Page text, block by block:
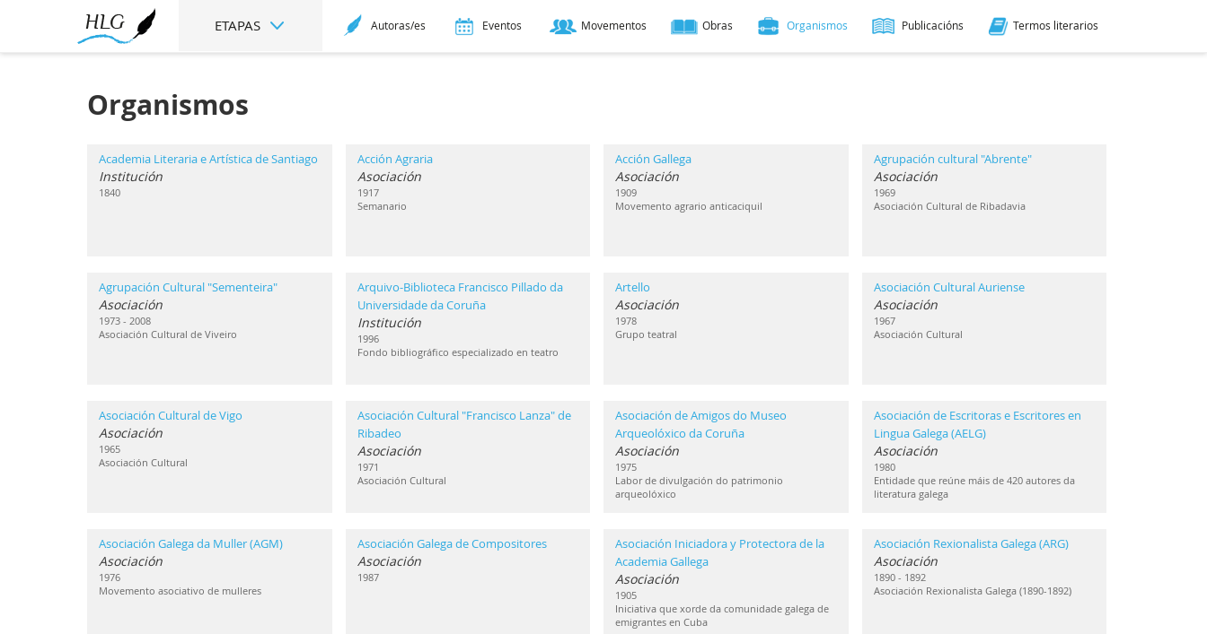
ETAPAS Autoras/es Eventos Movementos Obras Organismos Publicacións Termos literarios
Organismos
Academia Literaria e Artística de Santiago
Institución
1840
Acción Agraria
Asociación
1917
Semanario
Acción Gallega
Asociación
1909
Movemento agrario anticaciquil
Agrupación cultural "Abrente"
Asociación
1969
Asociación Cultural de Ribadavia
Agrupación Cultural "Sementeira"
Asociación
1973 - 2008
Asociación Cultural de Viveiro
Arquivo-Biblioteca Francisco Pillado da
Universidade da Coruña
Institución
1996
Fondo bibliográfico especializado en teatro
Artello
Asociación
1978
Grupo teatral
Asociación Cultural Auriense
Asociación
1967
Asociación Cultural
Asociación Cultural de Vigo
Asociación
1965
Asociación Cultural
Asociación Cultural "Francisco Lanza" de
Ribadeo
Asociación
1971
Asociación Cultural
Asociación de Amigos do Museo
Arqueolóxico da Coruña
Asociación
1975
Labor de divulgación do patrimonio
arqueolóxico
Asociación de Escritoras e Escritores en
Lingua Galega (AELG)
Asociación
1980
Entidade que reúne máis de 420 autores da
literatura galega
Asociación Galega da Muller (AGM)
Asociación
1976
Movemento asociativo de mulleres
Asociación Galega de Compositores
Asociación
1987
Asociación Iniciadora y Protectora de la
Academia Gallega
Asociación
1905
Iniciativa que xorde da comunidade galega de
emigrantes en Cuba
Asociación Rexionalista Galega (ARG)
Asociación
1890 - 1892
Asociación Rexionalista Galega (1890-1892)